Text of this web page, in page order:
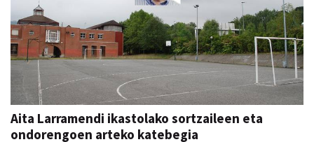
Aita Larramendi ikastolako sortzaileen eta
ondorengoen arteko katebegia